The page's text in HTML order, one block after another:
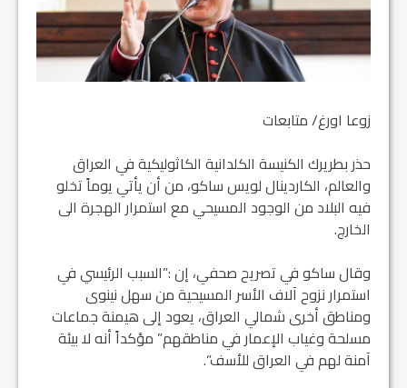
زوعا اورغ/ متابعات
حذر بطريرك الكنيسة الكلدانية الكاثوليكية في العراق
والعالم، الكاردينال لويس ساكو، من أن يأتي يوماً تخلو
فيه البلاد من الوجود المسيحي مع استمرار الهجرة الى
الخارج.
وقال ساكو في تصريح صحفي، إن :”السبب الرئيسي في
استمرار نزوح آلاف الأسر المسيحية من سهل نينوى
ومناطق أخرى شمالي العراق، يعود إلى هيمنة جماعات
مسلحة وغياب الإعمار في مناطقهم” مؤكداً أنه لا بيئة
آمنة لهم في العراق للأسف”.